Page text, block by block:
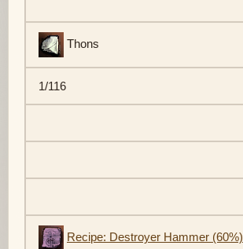
Thons
1/116
Recipe: Destroyer Hammer (60%)